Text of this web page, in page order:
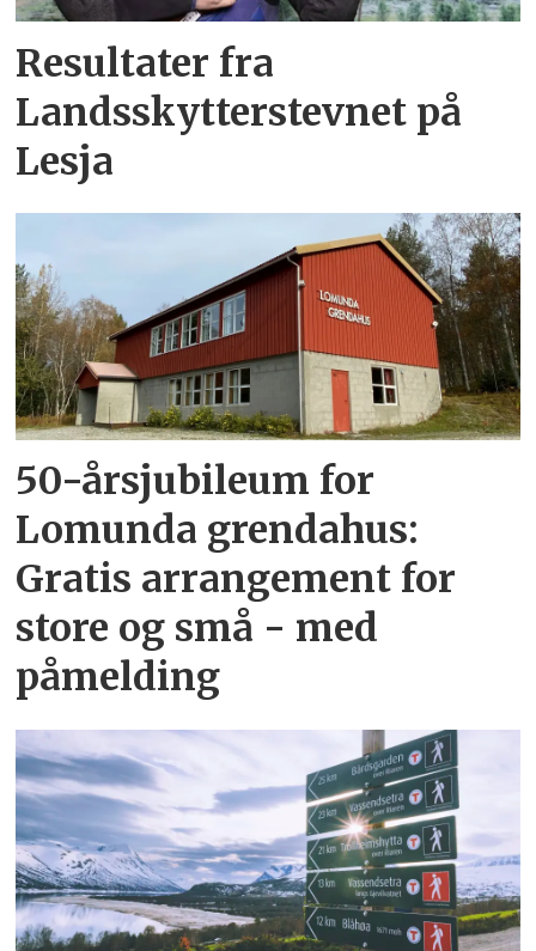
Resultater fra
Landsskytterstevnet på
Lesja
50-årsjubileum for
Lomunda grendahus:
Gratis arrangement for
store og små - med
påmelding